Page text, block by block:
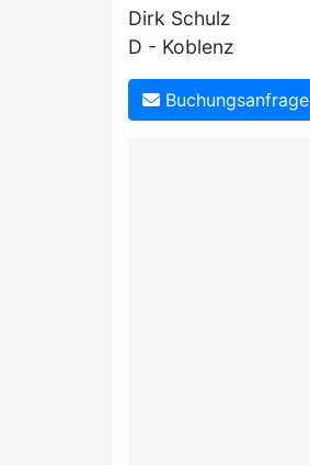
Dirk Schulz
D - Koblenz
Buchungsanfrage